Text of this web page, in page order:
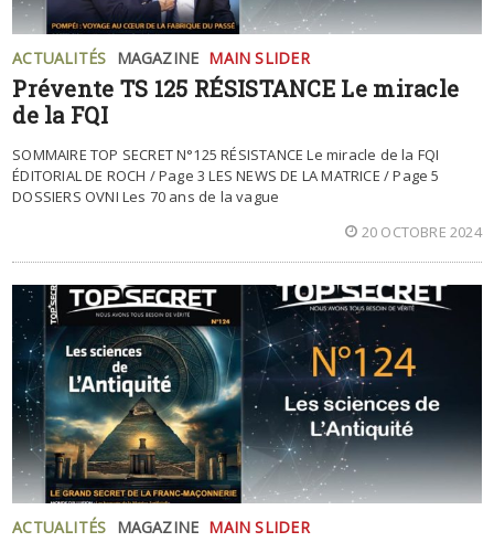
ACTUALITÉS MAGAZINE MAIN SLIDER
Prévente TS 125 RÉSISTANCE Le miracle
de la FQI
SOMMAIRE TOP SECRET N°125 RÉSISTANCE Le miracle de la FQI
ÉDITORIAL DE ROCH / Page 3 LES NEWS DE LA MATRICE / Page 5
DOSSIERS OVNI Les 70 ans de la vague
20 OCTOBRE 2024
ACTUALITÉS MAGAZINE MAIN SLIDER